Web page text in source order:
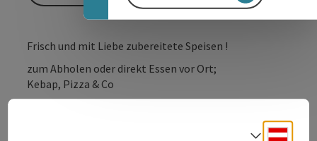
Frisch und mit Liebe zubereitete Speisen !
zum Abholen oder direkt Essen vor Ort;
Kebap, Pizza & Co